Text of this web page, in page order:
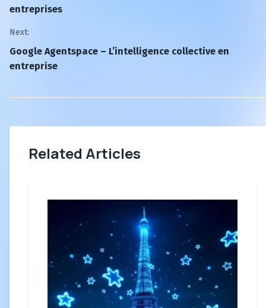
entreprises
Next:
Google Agentspace – L’intelligence collective en
entreprise
Related Articles